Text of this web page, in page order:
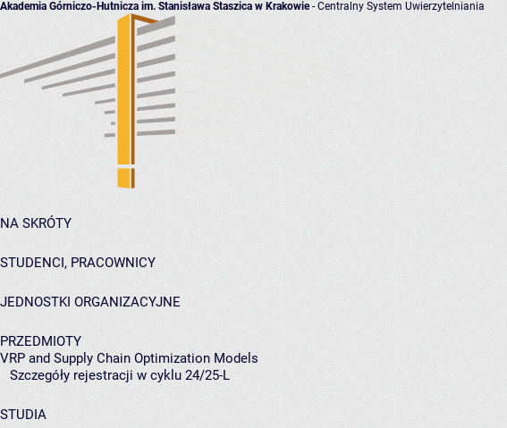
Akademia Górniczo-Hutnicza im. Stanisława Staszica w Krakowie- Centralny System Uwierzytelniania
NA SKRÓTY
STUDENCI, PRACOWNICY
JEDNOSTKI ORGANIZACYJNE
PRZEDMIOTY
VRP and Supply Chain Optimization Models
Szczegóły rejestracji w cyklu 24/25-L
STUDIA